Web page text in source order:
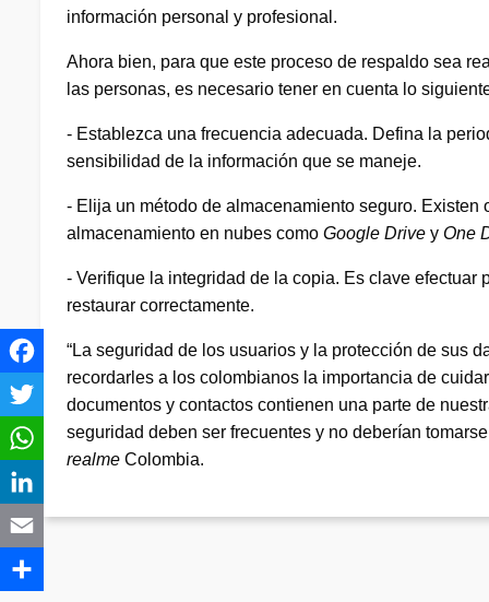
información personal y profesional.
Ahora bien, para que este proceso de respaldo sea
las personas, es necesario tener en cuenta lo
- Establezca una frecuencia adecuada. Defina la
sensibilidad de la información que se maneje.
- Elija un método de almacenamiento seguro.
almacenamiento en nubes como Google Drive y One
- Verifique la integridad de la copia. Es clave
restaurar correctamente.
“La seguridad de los usuarios y la protección de sus
recordarles a los colombianos la importancia de
documentos y contactos contienen una parte de
seguridad deben ser frecuentes y no deberían
realme Colombia.